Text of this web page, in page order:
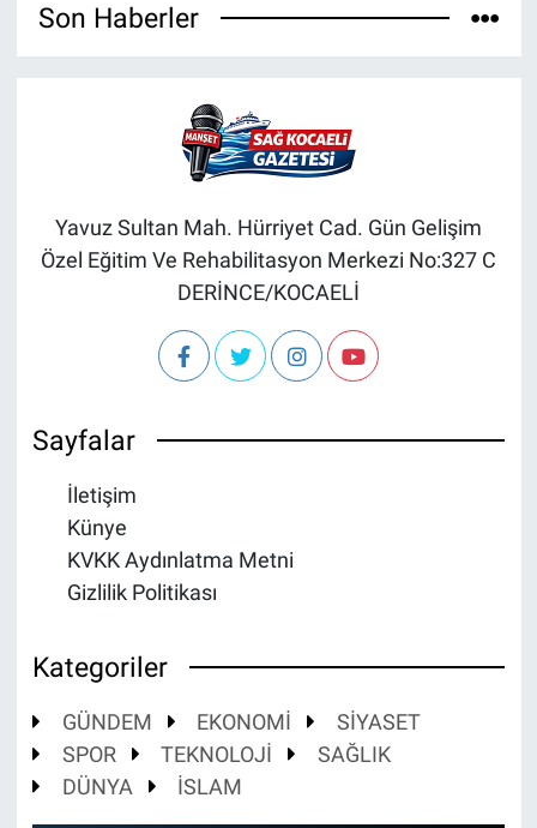
Son Haberler
Yavuz Sultan Mah. Hürriyet Cad. Gün Gelişim
Özel Eğitim Ve Rehabilitasyon Merkezi No:327 C
DERİNCE/KOCAELİ
Sayfalar
İletişim
Künye
KVKK Aydınlatma Metni
Gizlilik Politikası
Kategoriler
GÜNDEM EKONOMİ
SİYASET
SPOR
TEKNOLOJİ
SAĞLIK
DÜNYA
İSLAM